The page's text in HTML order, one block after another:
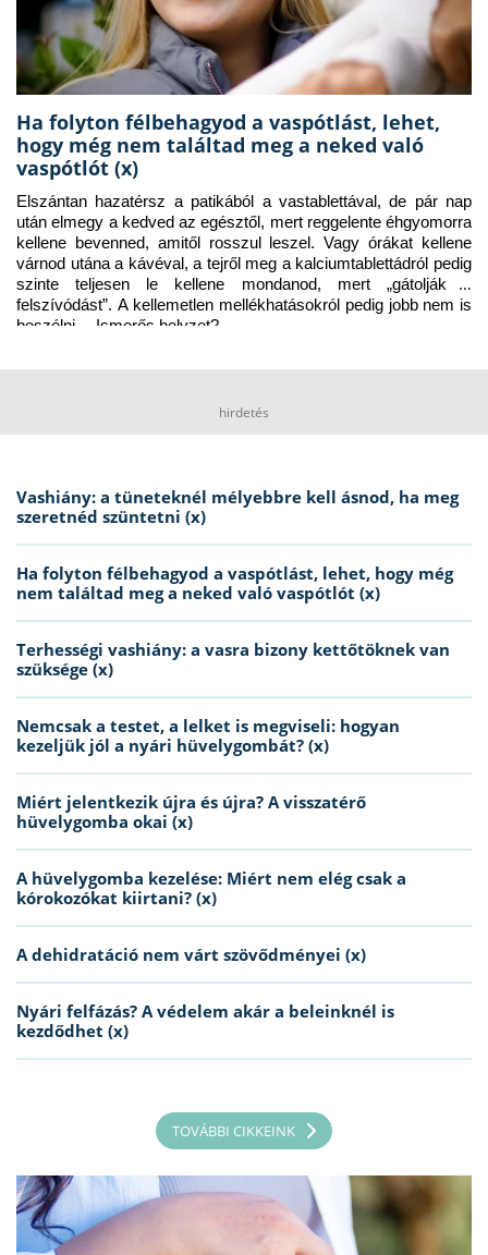
Ha folyton félbehagyod a vaspótlást, lehet,
hogy még nem találtad meg a neked való
vaspótlót (x)
Elszántan hazatérsz a patikából a vastablettával, de pár nap
után elmegy a kedved az egésztől, mert reggelente éhgyomorra
kellene bevenned, amitől rosszul leszel. Vagy órákat kellene
várnod utána a kávéval, a tejről meg a kalciumtablettádról pedig
szinte teljesen le kellene mondanod, mert „gátolják a
felszívódást”. A kellemetlen mellékhatásokról pedig jobb nem is
beszélni… Ismerős helyzet?
hirdetés
Vashiány: a tüneteknél mélyebbre kell ásnod, ha meg
szeretnéd szüntetni (x)
Ha folyton félbehagyod a vaspótlást, lehet, hogy még
nem találtad meg a neked való vaspótlót (x)
Terhességi vashiány: a vasra bizony kettőtöknek van
szüksége (x)
Nemcsak a testet, a lelket is megviseli: hogyan
kezeljük jól a nyári hüvelygombát? (x)
Miért jelentkezik újra és újra? A visszatérő
hüvelygomba okai (x)
A hüvelygomba kezelése: Miért nem elég csak a
kórokozókat kiirtani? (x)
A dehidratáció nem várt szövődményei (x)
Nyári felfázás? A védelem akár a beleinknél is
kezdődhet (x)
TOVÁBBI CIKKEINK